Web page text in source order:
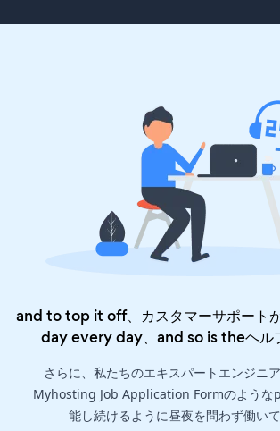
and to top it off、カスタマーサポート
day every day、and so is theヘル
さらに、私たちのエキスパートエンジニア
Myhosting Job Application Formのような
能し続けるように昼夜を問わず働いて